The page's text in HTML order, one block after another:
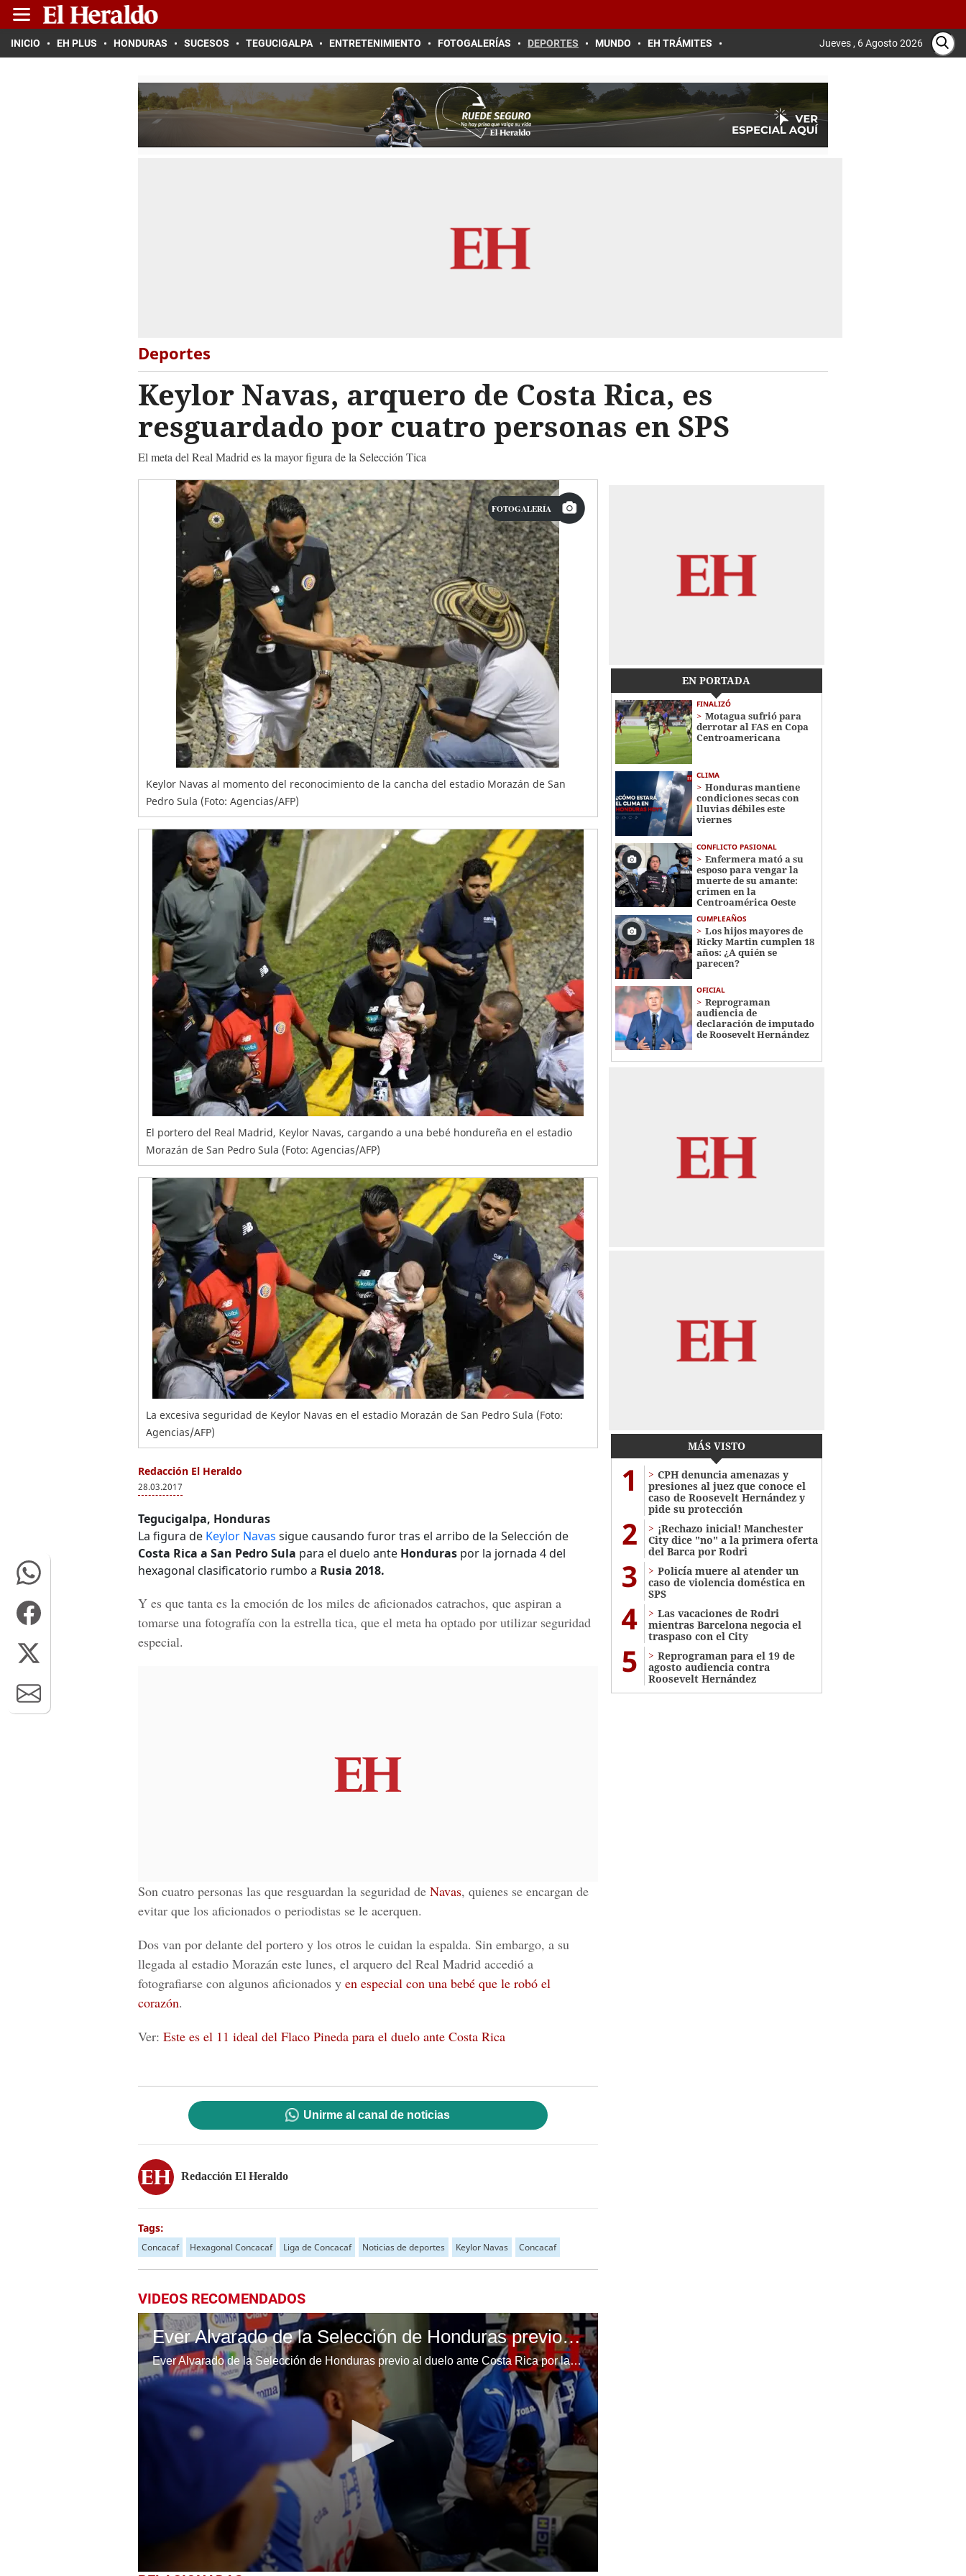
INICIO EH PLUS HONDURAS SUCESOS TEGUCIGALPA ENTRETENIMIENTO FOTOGALERÍAS DEPORTES MUNDO EH TRÁMITES Jueves , 6 Agosto 2026
Deportes
Keylor Navas, arquero de Costa Rica, es
resguardado por cuatro personas en SPS
El meta del Real Madrid es la mayor figura de la Selección Tica
FOTOGALERÍA
Keylor Navas al momento del reconocimiento de la cancha del estadio Morazán de San
Pedro Sula (Foto: Agencias/AFP)
El portero del Real Madrid, Keylor Navas, cargando a una bebé hondureña en el estadio
Morazán de San Pedro Sula (Foto: Agencias/AFP)
La excesiva seguridad de Keylor Navas en el estadio Morazán de San Pedro Sula (Foto:
Agencias/AFP)
Redacción El Heraldo
28.03.2017
Tegucigalpa, Honduras
La figura de Keylor Navas sigue causando furor tras el arribo de la Selección de
Costa Rica a San Pedro Sula para el duelo ante Honduras por la jornada 4 del
hexagonal clasificatorio rumbo a Rusia 2018.
Y es que tanta es la emoción de los miles de aficionados catrachos, que aspiran a
tomarse una fotografía con la estrella tica, que el meta ha optado por utilizar seguridad
especial.
Son cuatro personas las que resguardan la seguridad de Navas, quienes se encargan de
evitar que los aficionados o periodistas se le acerquen.
Dos van por delante del portero y los otros le cuidan la espalda. Sin embargo, a su
llegada al estadio Morazán este lunes, el arquero del Real Madrid accedió a
fotografiarse con algunos aficionados y en especial con una bebé que le robó el
corazón.
Ver: Este es el 11 ideal del Flaco Pineda para el duelo ante Costa Rica
Unirme al canal de noticias
Redacción El Heraldo
Tags:
Concacaf Hexagonal Concacaf Liga de Concacaf Noticias de deportes Keylor Navas Concacaf
VIDEOS RECOMENDADOS
Ever Alvarado de la Selección de Honduras previo al duelo ante Costa Rica
Ever Alvarado de la Selección de Honduras previo al duelo ante Costa Rica por las eliminatorias al Mundial de Rusia 2018
EN PORTADA
FINALIZÓ
Motagua sufrió para
derrotar al FAS en Copa
Centroamericana
CLIMA
Honduras mantiene
condiciones secas con
lluvias débiles este
viernes
CONFLICTO PASIONAL
Enfermera mató a su
esposo para vengar la
muerte de su amante:
crimen en la
Centroamérica Oeste
CUMPLEAÑOS
Los hijos mayores de
Ricky Martin cumplen 18
años: ¿A quién se
parecen?
OFICIAL
Reprograman
audiencia de
declaración de imputado
de Roosevelt Hernández
MÁS VISTO
1
CPH denuncia amenazas y
presiones al juez que conoce el
caso de Roosevelt Hernández y
pide su protección
2
¡Rechazo inicial! Manchester
City dice "no" a la primera oferta
del Barca por Rodri
3
Policía muere al atender un
caso de violencia doméstica en
SPS
4
Las vacaciones de Rodri
mientras Barcelona negocia el
traspaso con el City
5
Reprograman para el 19 de
agosto audiencia contra
Roosevelt Hernández